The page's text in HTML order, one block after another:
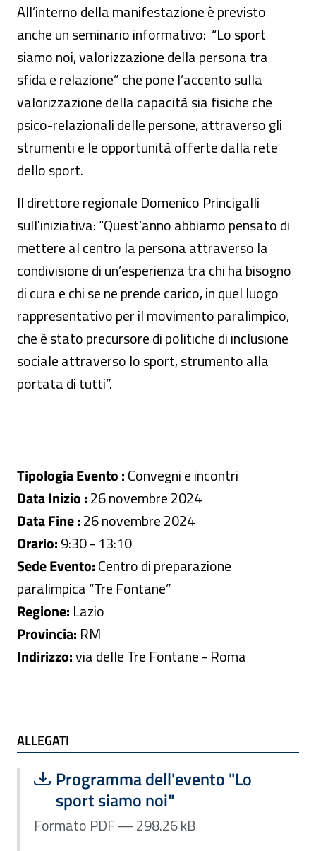
All’interno della manifestazione è previsto
anche un seminario informativo: “Lo sport
siamo noi, valorizzazione della persona tra
sfida e relazione” che pone l’accento sulla
valorizzazione della capacità sia fisiche che
psico-relazionali delle persone, attraverso gli
strumenti e le opportunità offerte dalla rete
dello sport.
Il direttore regionale Domenico Princigalli
sull'iniziativa: “Quest’anno abbiamo pensato di
mettere al centro la persona attraverso la
condivisione di un’esperienza tra chi ha bisogno
di cura e chi se ne prende carico, in quel luogo
rappresentativo per il movimento paralimpico,
che è stato precursore di politiche di inclusione
sociale attraverso lo sport, strumento alla
portata di tutti”.
Tipologia Evento :Convegni e incontri
Data Inizio :26 novembre 2024
Data Fine :26 novembre 2024
Orario:9:30 - 13:10
Sede Evento:Centro di preparazione
paralimpica “Tre Fontane”
Regione: Lazio
Provincia: RM
Indirizzo:via delle Tre Fontane - Roma
ALLEGATI
ALLEGATI
Scarica file:
Programma dell'evento "Lo
sport siamo noi"
Formato PDF — Dimensione 298.26 kB
Formato PDF — 298.26 kB